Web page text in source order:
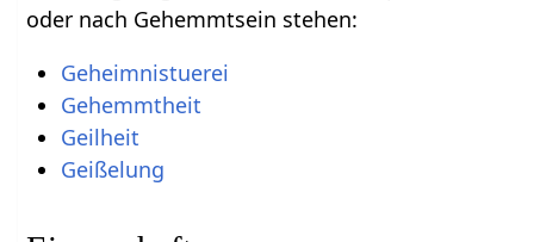
oder nach Gehemmtsein stehen:
Geheimnistuerei
Gehemmtheit
Geilheit
Geißelung